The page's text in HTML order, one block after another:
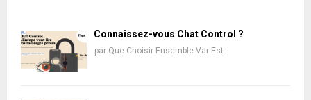
Connaissez-vous Chat Control ?
par Que Choisir Ensemble Var-Est